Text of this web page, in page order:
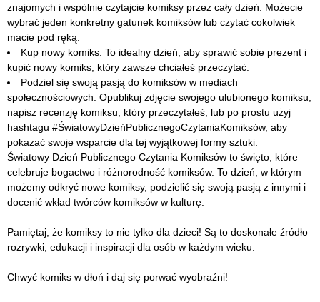
znajomych i wspólnie czytajcie komiksy przez cały dzień. Możecie
wybrać jeden konkretny gatunek komiksów lub czytać cokolwiek
macie pod ręką.
Kup nowy komiks: To idealny dzień, aby sprawić sobie prezent i
kupić nowy komiks, który zawsze chciałeś przeczytać.
Podziel się swoją pasją do komiksów w mediach
społecznościowych: Opublikuj zdjęcie swojego ulubionego komiksu,
napisz recenzję komiksu, który przeczytałeś, lub po prostu użyj
hashtagu #ŚwiatowyDzieńPublicznegoCzytaniaKomiksów, aby
pokazać swoje wsparcie dla tej wyjątkowej formy sztuki.
Światowy Dzień Publicznego Czytania Komiksów to święto, które
celebruje bogactwo i różnorodność komiksów. To dzień, w którym
możemy odkryć nowe komiksy, podzielić się swoją pasją z innymi i
docenić wkład twórców komiksów w kulturę.
Pamiętaj, że komiksy to nie tylko dla dzieci! Są to doskonałe źródło
rozrywki, edukacji i inspiracji dla osób w każdym wieku.
Chwyć komiks w dłoń i daj się porwać wyobraźni!